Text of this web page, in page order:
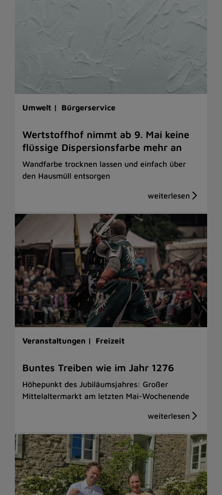
Umwelt | Bürgerservice
Wertstoffhof nimmt ab 9. Mai keine
flüssige Dispersionsfarbe mehr an
Wandfarbe trocknen lassen und einfach über
den Hausmüll entsorgen
Veranstaltungen | Freizeit
Buntes Treiben wie im Jahr 1276
Höhepunkt des Jubiläumsjahres: Großer
Mittelaltermarkt am letzten Mai-Wochenende